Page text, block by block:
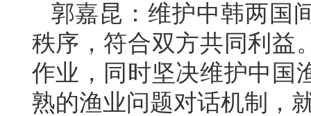
郭嘉昆：维护中韩两国
秩序，符合双方共同利益
作业，同时坚决维护中国
熟的渔业问题对话机制，